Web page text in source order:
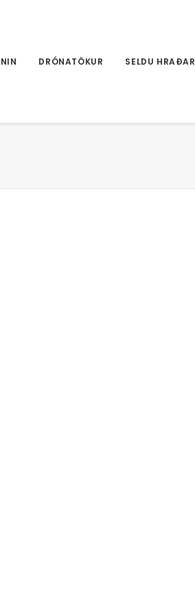
DRÓNATÖKUR SELDU HRAÐAR